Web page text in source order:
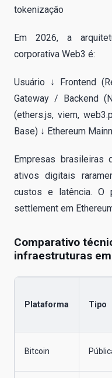
tokenização
Em 2026, a
corporativa Web3 é:
Usuário ↓ Frontend
Gateway / Backend
(ethers.js, viem,
Base) ↓ Ethereum
Empresas brasileiras
ativos digitais
custos e latência. O
settlement em
Comparativo
infraestruturas
Plataforma Tipo
Bitcoin